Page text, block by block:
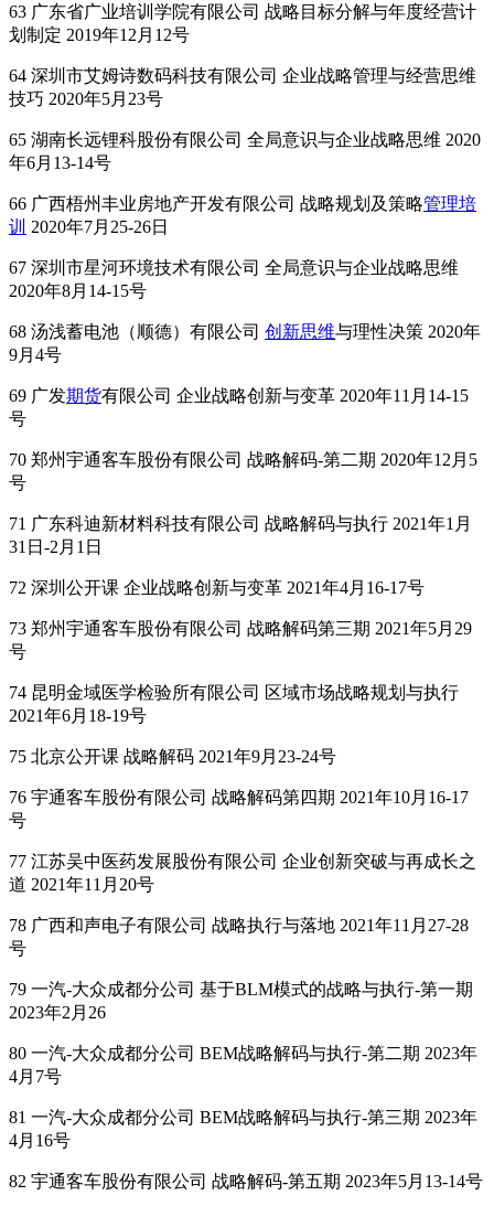
63 广东省广业培训学院有限公司 战略目标分解与年度经营计
划制定 2019年12月12号
64 深圳市艾姆诗数码科技有限公司 企业战略管理与经营思维
技巧 2020年5月23号
65 湖南长远锂科股份有限公司 全局意识与企业战略思维 2020
年6月13-14号
66 广西梧州丰业房地产开发有限公司 战略规划及策略管理培
训 2020年7月25-26日
67 深圳市星河环境技术有限公司 全局意识与企业战略思维
2020年8月14-15号
68 汤浅蓄电池（顺德）有限公司 创新思维与理性决策 2020年
9月4号
69 广发期货有限公司 企业战略创新与变革 2020年11月14-15
号
70 郑州宇通客车股份有限公司 战略解码-第二期 2020年12月5
号
71 广东科迪新材料科技有限公司 战略解码与执行 2021年1月
31日-2月1日
72 深圳公开课 企业战略创新与变革 2021年4月16-17号
73 郑州宇通客车股份有限公司 战略解码第三期 2021年5月29
号
74 昆明金域医学检验所有限公司 区域市场战略规划与执行
2021年6月18-19号
75 北京公开课 战略解码 2021年9月23-24号
76 宇通客车股份有限公司 战略解码第四期 2021年10月16-17
号
77 江苏吴中医药发展股份有限公司 企业创新突破与再成长之
道 2021年11月20号
78 广西和声电子有限公司 战略执行与落地 2021年11月27-28
号
79 一汽-大众成都分公司 基于BLM模式的战略与执行-第一期
2023年2月26
80 一汽-大众成都分公司 BEM战略解码与执行-第二期 2023年
4月7号
81 一汽-大众成都分公司 BEM战略解码与执行-第三期 2023年
4月16号
82 宇通客车股份有限公司 战略解码-第五期 2023年5月13-14号